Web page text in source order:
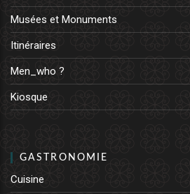
Musées et Monuments
Itinéraires
Men_who ?
Kiosque
GASTRONOMIE
Cuisine